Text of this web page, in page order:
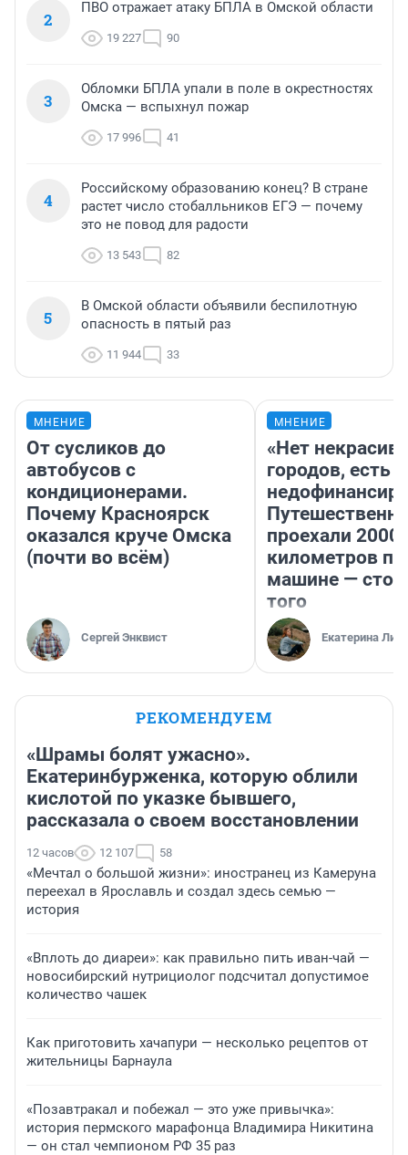
2
ПВО отражает атаку БПЛА в Омской области
19 227 90
3
Обломки БПЛА упали в поле в окрестностях
Омска — вспыхнул пожар
17 996 41
4
Российскому образованию конец? В стране
растет число стобалльников ЕГЭ — почему
это не повод для радости
13 543 82
5
В Омской области объявили беспилотную
опасность в пятый раз
11 944 33
МНЕНИЕ
От сусликов до
автобусов с
кондиционерами.
Почему Красноярск
оказался круче Омска
(почти во всём)
Сергей Энквист
МНЕНИЕ
«Нет
городов, есть
проехали 2000
километров по
машине —
того
Екатерина
РЕКОМЕНДУЕМ
«Шрамы болят ужасно».
Екатеринбурженка, которую облили
кислотой по указке бывшего,
рассказала о своем восстановлении
12 часов 12 107 58
«Мечтал о большой жизни»: иностранец из Камеруна
переехал в Ярославль и создал здесь семью —
история
«Вплоть до диареи»: как правильно пить иван-чай —
новосибирский нутрициолог подсчитал допустимое
количество чашек
Как приготовить хачапури — несколько рецептов от
жительницы Барнаула
«Позавтракал и побежал — это уже привычка»:
история пермского марафонца Владимира Никитина
— он стал чемпионом РФ 35 раз